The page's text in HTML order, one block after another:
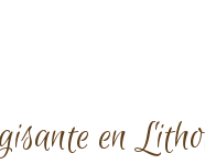
en